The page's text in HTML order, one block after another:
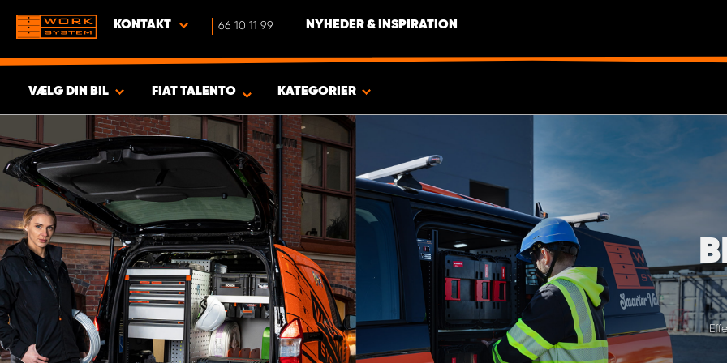
KONTAKT 66 10 11 99 NYHEDER & INSPIRATION
VÆLG DIN BIL
VIS RESULTAT - PRODUKTER
FIAT TALENTO KATEGORIER